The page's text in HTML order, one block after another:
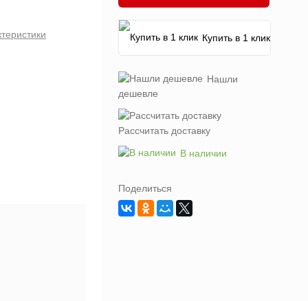
Купить в 1 клик
Нашли
дешевле
Рассчитать доставку
В наличии
Поделиться